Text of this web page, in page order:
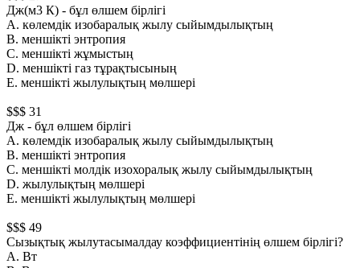
Дж(м3 К) - бұл өлшем бірлігі
А. көлемдiк изобаралық жылу сыйымдылықтың
B. меншiктi энтропия
С. меншiктi жұмыстың
D. меншiктi газ тұрақтысының
Е. меншікті жылулықтың мөлшері
$$$ 31
Дж - бұл өлшем бірлігі
А. көлемдiк изобаралық жылу сыйымдылықтың
B. меншiктi энтропия
С. меншiктi молдiк изохоралық жылу сыйымдылықтың
D. жылулықтың мөлшері
Е. меншікті жылулықтың мөлшері
$$$ 49
Сызықтық жылутасымалдау коэффициентiнiң өлшем бiрлiгi?
А. Вт